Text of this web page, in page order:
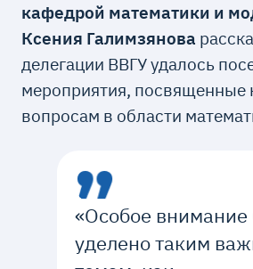
кафедрой математики и
Ксения Галимзянова
делегации ВВГУ удалось
мероприятия,
вопросам в области
«Особое
уделено таким